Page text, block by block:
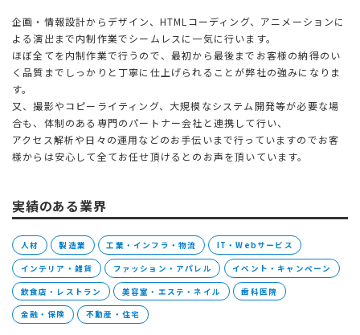
企画・情報設計からデザイン、HTMLコーディング、アニメーションに
よる演出まで内制作業でシームレスに一気に行います。
ほぼ全てを内制作業で行うので、最初から最後までお客様の納得のい
く品質までしっかりと丁寧に仕上げられることが弊社の強みになりま
す。
又、撮影やコピーライティング、大規模なシステム開発等が必要な場
合も、体制のある専門のパートナー会社と連携して行い、
アクセス解析や日々の運用などのお手伝いまで行っていますのでお客
様からは安心して全てお任せ頂けるとのお声を頂いています。
実績のある業界
人材 製造業 工業・インフラ・物流 IT・Webサービス
インテリア・雑貨 ファッション・アパレル イベント・キャンペーン
飲食店・レストラン 美容室・エステ・ネイル 歯科医院
金融・保険 不動産・住宅